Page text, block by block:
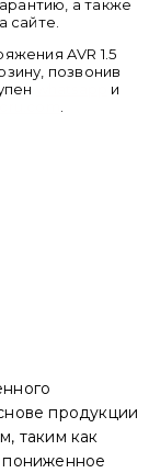
а также
сайте.
AVR 1.5
позвонив
и
продукции
таким как